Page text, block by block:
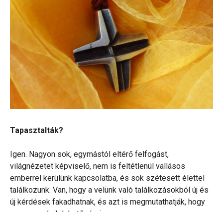
Tapasztalták?
Igen. Nagyon sok, egymástól eltérő felfogást,
világnézetet képviselő, nem is feltétlenül vallásos
emberrel kerülünk kapcsolatba, és sok szétesett élettel
találkozunk. Van, hogy a velünk való találkozásokból új és
új kérdések fakadhatnak, és azt is megmutathatják, hogy